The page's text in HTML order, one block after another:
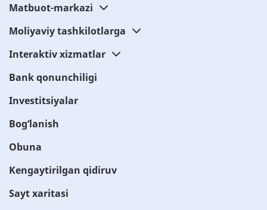
Matbuot-markazi
Moliyaviy tashkilotlarga
Interaktiv xizmatlar
Bank qonunchiligi
Investitsiyalar
Bog‘lanish
Obuna
Kengaytirilgan qidiruv
Sayt xaritasi